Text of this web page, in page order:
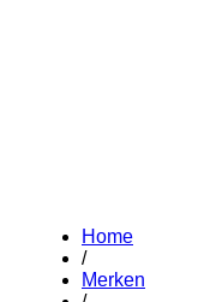
Home
/
Merken